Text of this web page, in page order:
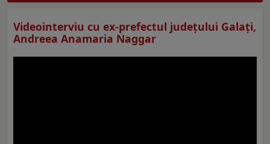
Videointerviu cu ex-prefectul judeţului Galaţi,
Andreea Anamaria Naggar